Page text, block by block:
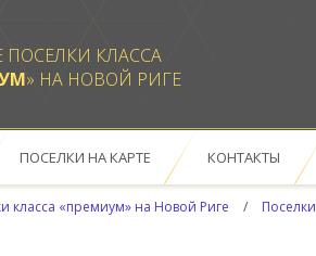
КЛАССА
» НА НОВОЙ РИГЕ
ПОСЕЛКИ НА КАРТЕ КОНТАКТЫ
класса «премиум» на Новой Риге Поселки